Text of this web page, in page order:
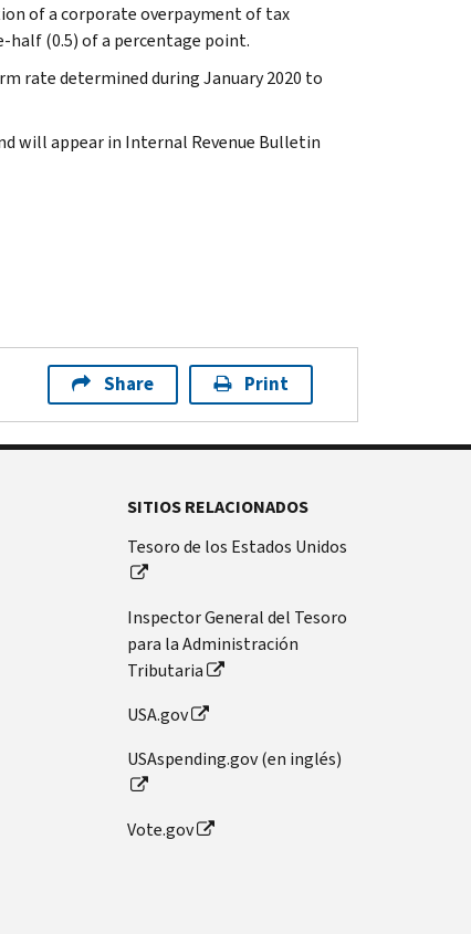
of a corporate overpayment of tax
half (0.5) of a percentage point.
rate determined during January 2020 to
will appear in Internal Revenue Bulletin
Share Print
SITIOS RELACIONADOS
Tesoro de los Estados Unidos
Inspector General del Tesoro
para la Administración
Tributaria
USA.gov
USAspending.gov (en inglés)
Vote.gov